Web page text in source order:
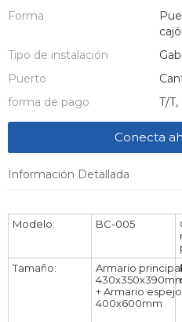
Forma
Tipo de instalación
Puerto
forma de pago
T/T,
Conecta
Información Detallada
Modelo: BC-005
Tamaño:
Armario
+ Armario espejo
400x600mm